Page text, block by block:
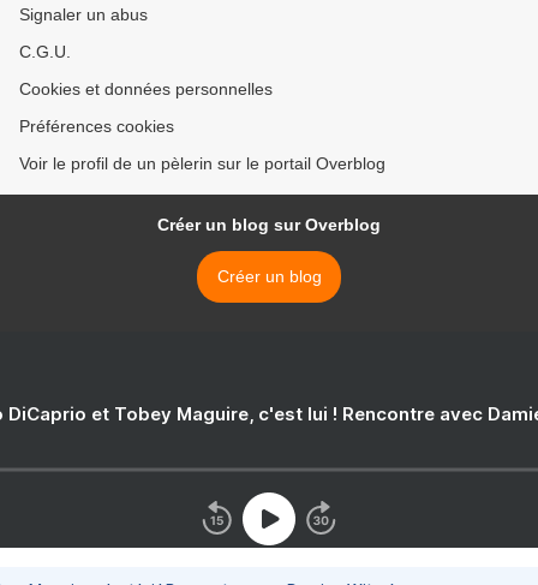
Signaler un abus
C.G.U.
Cookies et données personnelles
Préférences cookies
Voir le profil de un pèlerin sur le portail Overblog
Créer un blog sur Overblog
Créer un blog
DiCaprio et Tobey Maguire, c'est lui ! Rencontre avec